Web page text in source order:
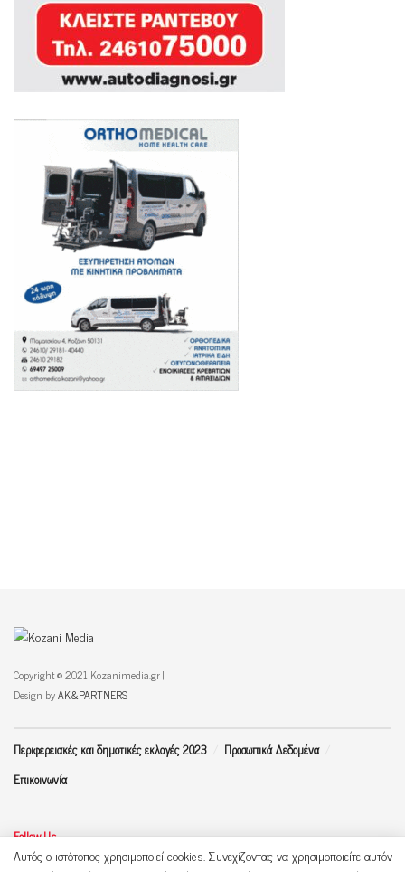
Copyright © 2021 Kozanimedia.gr |
Design byAK&PARTNERS
Περιφερειακές και δημοτικές εκλογές 2023
Προσωπικά Δεδομένα
Επικοινωνία
Follow Us
Αυτός ο ιστότοπος χρησιμοποιεί cookies. Συνεχίζοντας να χρησιμοποιείτε αυτόν